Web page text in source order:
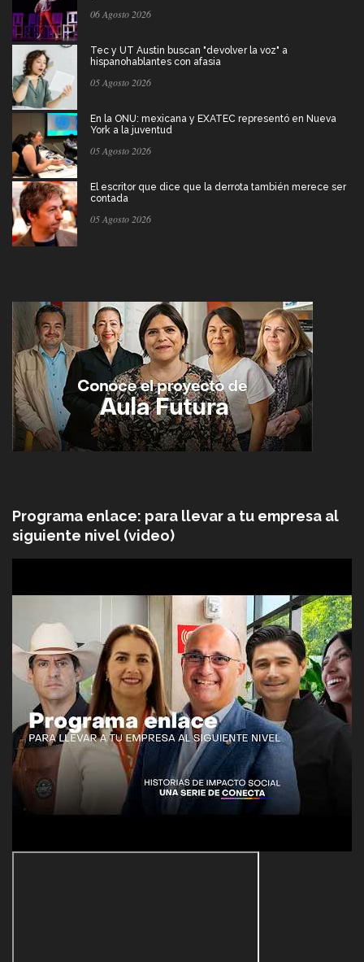
06 Agosto 2026
Tec y UT Austin buscan "devolver la voz" a
hispanohablantes con afasia
05 Agosto 2026
En la ONU: mexicana y EXATEC representó en Nueva
York a la juventud
05 Agosto 2026
El escritor que dice que la derrota también merece ser
contada
05 Agosto 2026
Programa enlace: para llevar a tu empresa al
siguiente nivel (video)